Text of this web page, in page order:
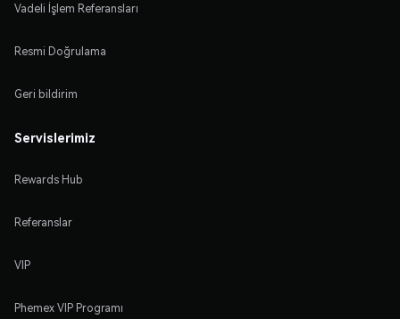
Vadeli İşlem Referansları
Resmi Doğrulama
Geri bildirim
Servislerimiz
Rewards Hub
Referanslar
VIP
Phemex VIP Programı